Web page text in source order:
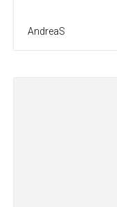
AndreaS